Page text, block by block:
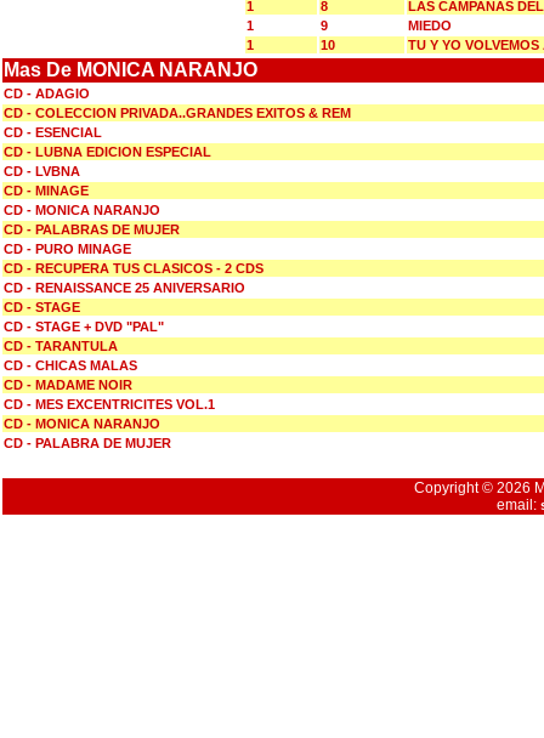
1
8
LAS CAMPANAS
1
9
MIEDO
1
10 TU Y YO
Mas De MONICA NARANJO
CD - ADAGIO
CD - COLECCION PRIVADA..GRANDES EXITOS & REM
CD - ESENCIAL
CD - LUBNA EDICION ESPECIAL
CD - LVBNA
CD - MINAGE
CD - MONICA NARANJO
CD - PALABRAS DE MUJER
CD - PURO MINAGE
CD - RECUPERA TUS CLASICOS - 2 CDS
CD - RENAISSANCE 25 ANIVERSARIO
CD - STAGE
CD - STAGE + DVD "PAL"
CD - TARANTULA
CD - CHICAS MALAS
CD - MADAME NOIR
CD - MES EXCENTRICITES VOL.1
CD - MONICA NARANJO
CD - PALABRA DE MUJER
Copyright © 2026
email: